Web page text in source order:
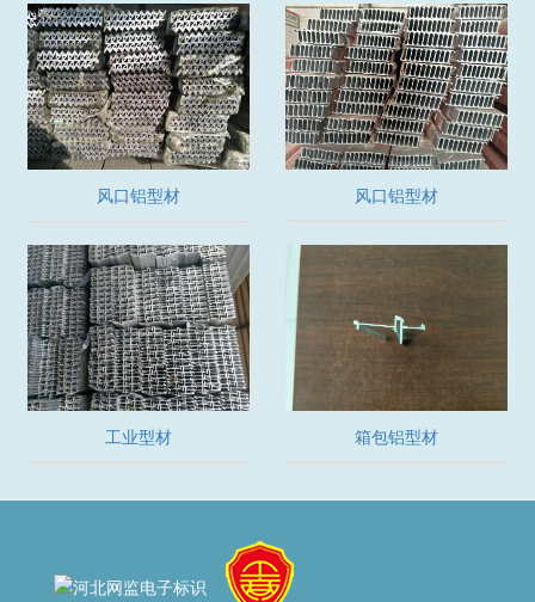
风口铝型材 风口铝型材
工业型材 箱包铝型材
‹ ›